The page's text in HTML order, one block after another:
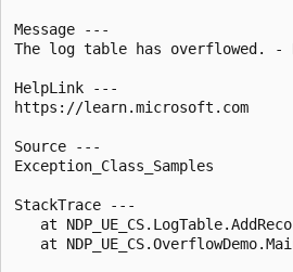
Message ---
The log table has overflowed. -
HelpLink ---
https://learn.microsoft.com
Source ---
Exception_Class_Samples
StackTrace ---
at
at